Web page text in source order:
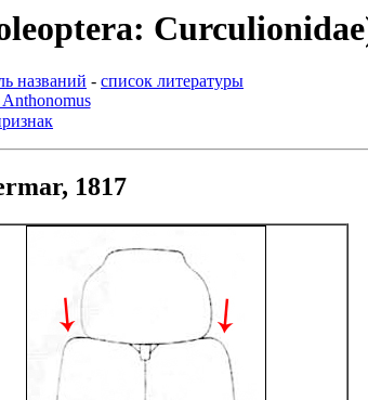
названий - список литературы
1817